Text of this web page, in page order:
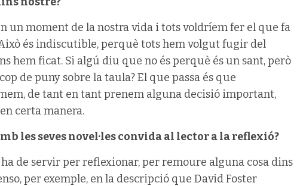
un moment de la nostra vida i tots voldríem fer el que fa
és indiscutible, perquè tots hem volgut fugir del
hem ficat. Si algú diu que no és perquè és un sant, però
de puny sobre la taula? El que passa és que
de tant en tant prenem alguna decisió important,
certa manera.
les seves novel·les convida al lector a la reflexió?
de servir per reflexionar, per remoure alguna cosa dins
per exemple, en la descripció que David Foster